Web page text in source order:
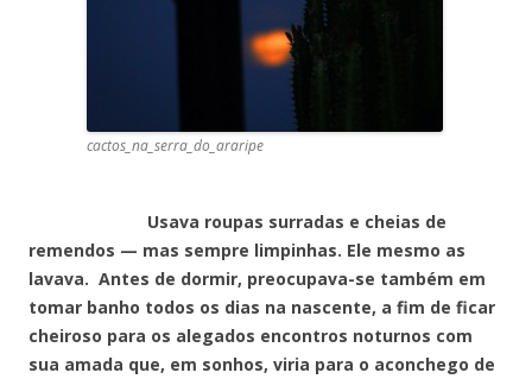
cactos_na_serra_do_araripe
Usava roupas surradas e cheias de
remendos — mas sempre limpinhas. Ele mesmo as
lavava. Antes de dormir, preocupava-se também em
tomar banho todos os dias na nascente, a fim de ficar
cheiroso para os alegados encontros noturnos com
sua amada que, em sonhos, viria para o aconchego de